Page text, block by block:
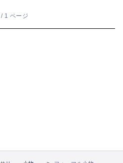
/ 1 ページ